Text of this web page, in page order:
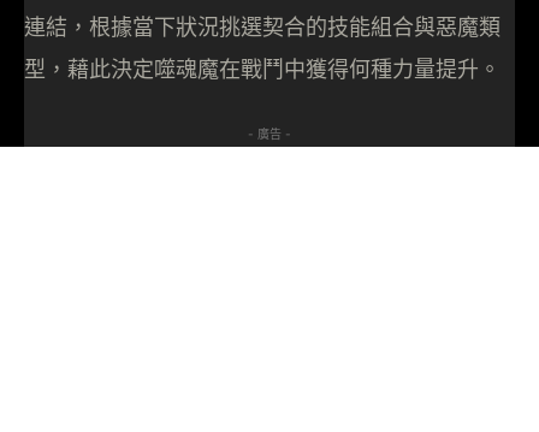
連結，根據當下狀況挑選契合的技能組合與惡魔類
型，藉此決定噬魂魔在戰鬥中獲得何種力量提升。
- 廣告 -